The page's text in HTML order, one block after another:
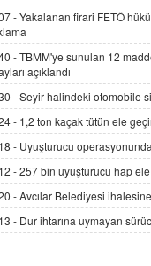
ADEM AKÖL
Esed
Şamar: Sednaya
11.12.2024 12:30
DR. EKREM
Gerçek Ne, Algı
Yürüyoruz"
19.07.2025 12:45
GÖNÜL
Şifacının Yolu
04.11.2025 12:56
-Yakalanan firari FETÖ
-TBMM'ye sunulan 12
açıklandı
-Seyir halindeki otomobile
- 1,2 ton kaçak tütün ele
- Uyuşturucu
-257 bin uyuşturucu hap
-Avcılar Belediyesi
- Dur ihtarına uymayan